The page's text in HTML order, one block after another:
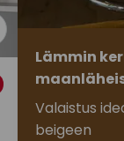
Lämmin
Valaistus
beigeen